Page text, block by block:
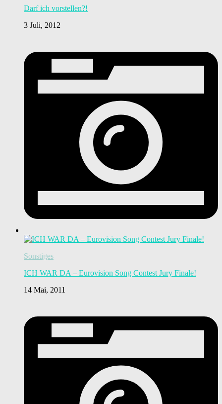
Darf ich vorstellen?!
3 Juli, 2012
Sonstiges
ICH WAR DA – Eurovision Song Contest Jury Finale!
14 Mai, 2011